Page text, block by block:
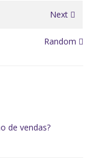
Next
Random
de vendas?